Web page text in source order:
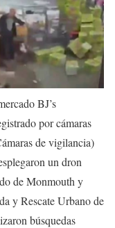
BJ’s
por cámaras
de vigilancia)
un dron
de Monmouth y
y Rescate Urbano de
búsquedas